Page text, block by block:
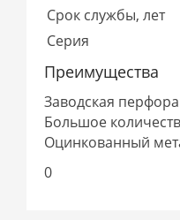
Срок службы, лет
Серия
Преимущества
Заводская
Большое
Оцинкованный
0